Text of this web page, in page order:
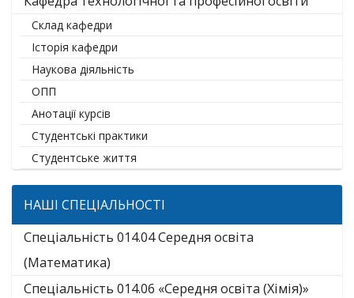
Склад кафедри
Історія кафедри
Наукова діяльність
ОПП
Анотації курсів
Студентські практики
Студентське життя
НАШІ СПЕЦІАЛЬНОСТІ
Спеціальність 014.04 Середня освіта
(Математика)
Спеціальність 014.06 «Середня освіта (Хімія)»